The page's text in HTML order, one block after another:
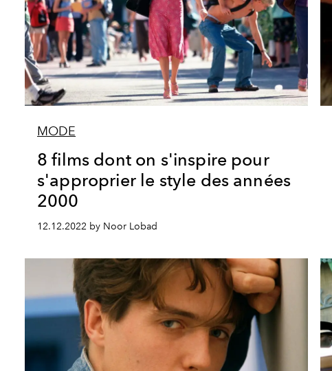
MODE
8 films dont on s'inspire pour
s'approprier le style des années
2000
12.12.2022 by Noor Lobad